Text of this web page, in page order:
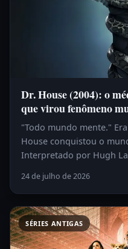
Dr. House (2004): o
que virou fenômeno
"Todo mundo mente."
House conquistou o
Interpretado por Hugh
24 de julho de 2026
SÉRIES ANTIGAS